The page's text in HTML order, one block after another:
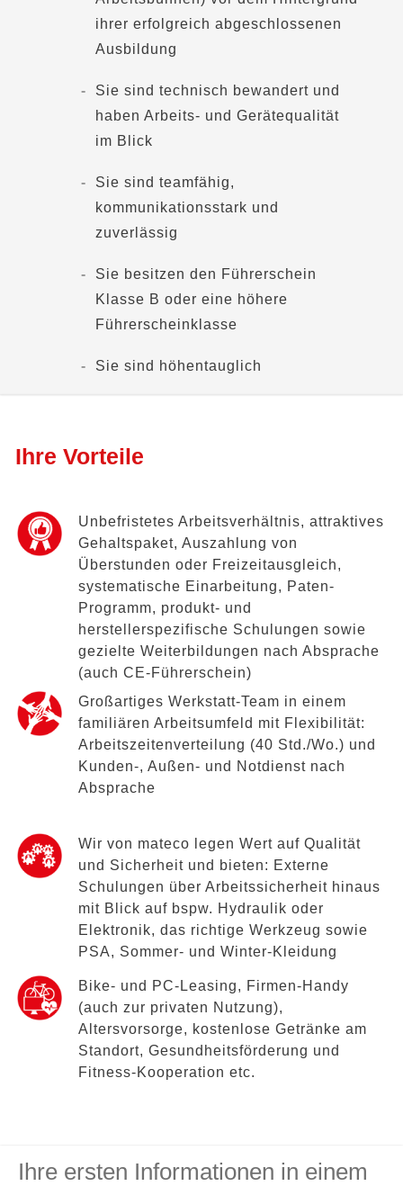
ihrer erfolgreich abgeschlossenen
Ausbildung
Sie sind technisch bewandert und
haben Arbeits- und Gerätequalität
im Blick
Sie sind teamfähig,
kommunikationsstark und
zuverlässig
Sie besitzen den Führerschein
Klasse B oder eine höhere
Führerscheinklasse
Sie sind höhentauglich
Ihre Vorteile
Unbefristetes Arbeitsverhältnis, attraktives
Gehaltspaket, Auszahlung von
Überstunden oder Freizeitausgleich,
systematische Einarbeitung, Paten-
Programm, produkt- und
herstellerspezifische Schulungen sowie
gezielte Weiterbildungen nach Absprache
(auch CE-Führerschein)
Großartiges Werkstatt-Team in einem
familiären Arbeitsumfeld mit Flexibilität:
Arbeitszeitenverteilung (40 Std./Wo.) und
Kunden-, Außen- und Notdienst nach
Absprache
Wir von mateco legen Wert auf Qualität
und Sicherheit und bieten: Externe
Schulungen über Arbeitssicherheit hinaus
mit Blick auf bspw. Hydraulik oder
Elektronik, das richtige Werkzeug sowie
PSA, Sommer- und Winter-Kleidung
Bike- und PC-Leasing, Firmen-Handy
(auch zur privaten Nutzung),
Altersvorsorge, kostenlose Getränke am
Standort, Gesundheitsförderung und
Fitness-Kooperation etc.
Ihre ersten Informationen in einem